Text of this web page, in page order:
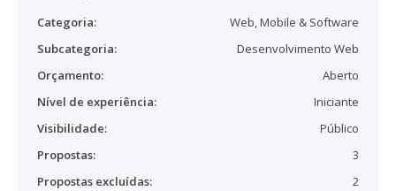
Categoria:
Web, Mobile & Software
Subcategoria:
Desenvolvimento Web
Orçamento:
Aberto
Nível de experiência:
Iniciante
Visibilidade:
Público
Propostas:
3
Propostas excluídas:
2